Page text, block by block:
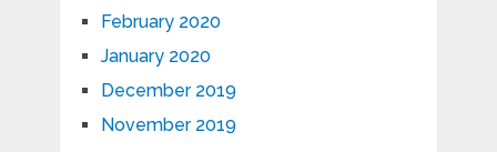
February 2020
January 2020
December 2019
November 2019